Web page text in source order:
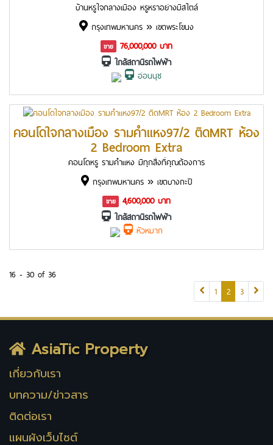
บ้านหรูใจกลางเมือง หรูหราอย่างมีสไตล์
กรุงเทพมหานคร » เขตพระโขนง
ขาย
76,000,000 บาท
ใกล้สถานีรถไฟฟ้า
อ่อนนุช
คอนโดใจกลางเมือง รามคำแหง97/2 ติดMRT ห้อง
2 Bedroom Extra
คอนโดหรู รามคำแหง มีทุกสิ่งที่คุณต้องการ
กรุงเทพมหานคร » เขตบางกะปิ
ขาย
4,600,000 บาท
ใกล้สถานีรถไฟฟ้า
หัวหมาก
16 - 30 of 36
1
2(current)
3
AsiaTic Property
เกี่ยวกับเรา
บทความ/ข่าวสาร
ติดต่อเรา
แผนผังเว็บไซต์